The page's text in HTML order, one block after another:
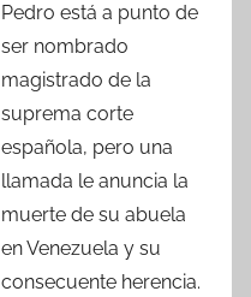
Pedro está a punto de
ser nombrado
magistrado de la
suprema corte
española, pero una
llamada le anuncia la
muerte de su abuela
en Venezuela y su
consecuente herencia.